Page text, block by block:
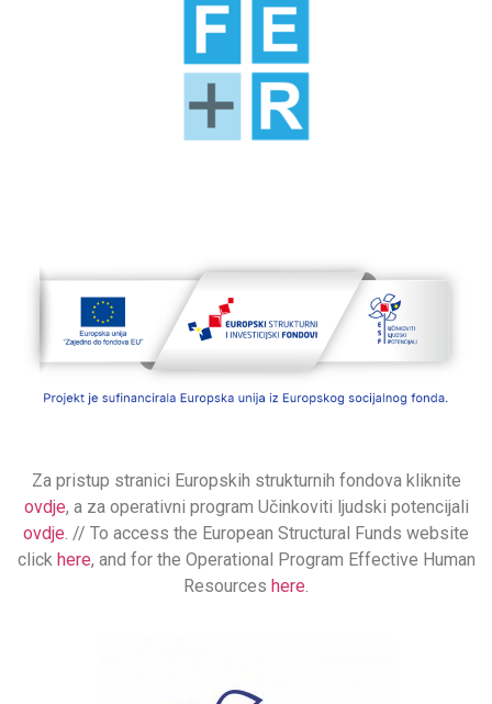
Za pristup stranici Europskih strukturnih fondova kliknite
ovdje, a za operativni program Učinkoviti ljudski potencijali
ovdje. // To access the European Structural Funds website
click here, and for the Operational Program Effective Human
Resources here.